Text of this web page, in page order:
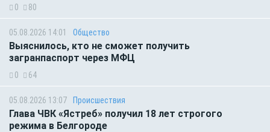
0 80
05.08.2026 14:01 Общество
Выяснилось, кто не сможет получить
загранпаспорт через МФЦ
0 64
05.08.2026 13:07 Происшествия
Глава ЧВК «Ястреб» получил 18 лет строгого
режима в Белгороде